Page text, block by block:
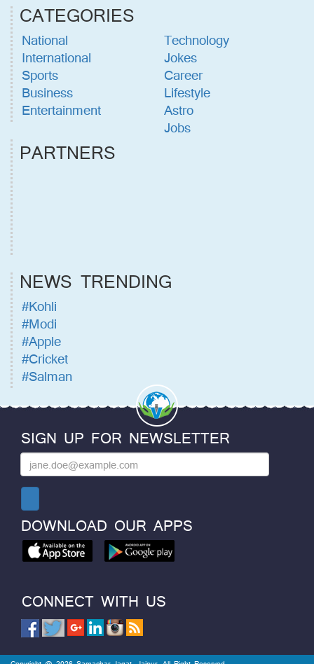
CATEGORIES
National
International
Sports
Business
Entertainment
Technology
Jokes
Career
Lifestyle
Astro
Jobs
PARTNERS
NEWS TRENDING
#Kohli
#Modi
#Apple
#Cricket
#Salman
SIGN UP FOR NEWSLETTER
DOWNLOAD OUR APPS
CONNECT WITH US